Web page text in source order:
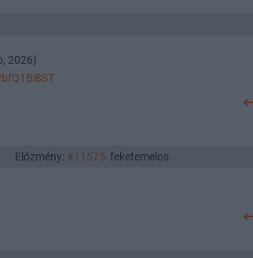
2026)
Előzmény: #11575 feketemelos